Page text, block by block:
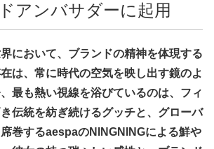
アンバサダーに起用
において、ブランドの精神を体現する
は、常に時代の空気を映し出す鏡のよ
最も熱い視線を浴びているのは、フィ
伝統を紡ぎ続けるグッチと、グローバ
巻するaespaのNINGNINGによる鮮や